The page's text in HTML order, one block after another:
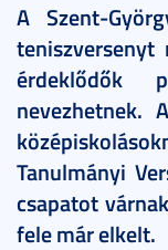
A Szent-
teniszversenyt
érdeklődők
nevezhetnek.
Tanulmányi
csapatot
fele már elkelt.